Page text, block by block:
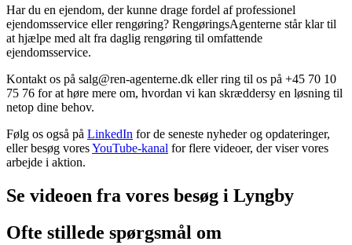
Har du en ejendom, der kunne drage fordel af professionel
ejendomsservice eller rengøring? RengøringsAgenterne står klar til
at hjælpe med alt fra daglig rengøring til omfattende
ejendomsservice.
Kontakt os på salg@ren-agenterne.dk eller ring til os på +45 70 10
75 76 for at høre mere om, hvordan vi kan skræddersy en løsning til
netop dine behov.
Følg os også på LinkedIn for de seneste nyheder og opdateringer,
eller besøg voresYouTube-kanal for flere videoer, der viser vores
arbejde i aktion.
Se videoen fra vores besøg i Lyngby
Ofte stillede spørgsmål om